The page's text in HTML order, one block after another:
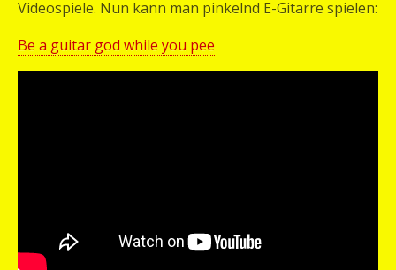
Videospiele. Nun kann man pinkelnd E-Gitarre spielen:
Be a guitar god while you pee